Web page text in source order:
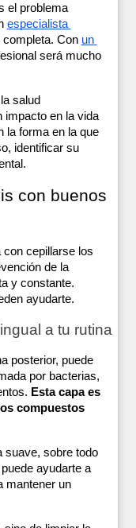
el problema
especialista
Con un
será mucho
salud
impacto en la vida
la forma en la que
identificar su
con buenos
con cepillarse los
de la
y constante.
ayudarte.
a tu rutina
posterior, puede
por bacterias,
Esta capa es
compuestos
suave, sobre todo
ayudarte a
mantener un